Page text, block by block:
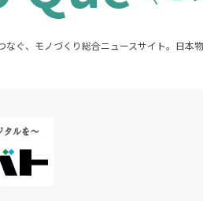
なぐ、モノづくり総合ニュースサイト。日本